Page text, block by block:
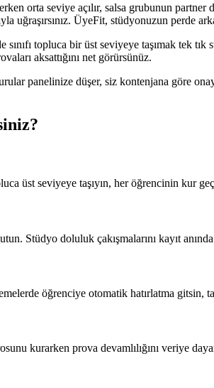
orta seviye açılır, salsa grubunun partner
ÜyeFit, stüdyonuzun perde
topluca bir üst seviyeye taşımak tek
aksattığını net görürsünüz.
panelinize düşer, siz kontenjana göre
üst seviyeye taşıyın, her öğrencinin kur
Stüdyo doluluk çakışmalarını kayıt
öğrenciye otomatik hatırlatma gitsin,
kurarken prova devamlılığını veriye